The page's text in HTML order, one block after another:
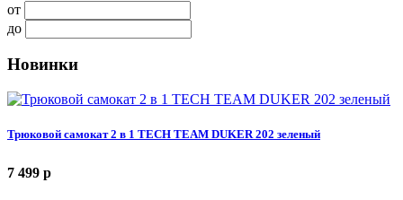
от
до
Новинки
Трюковой самокат 2 в 1 TECH TEAM DUKER 202 зеленый
7 499 p